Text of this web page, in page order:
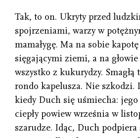
Tak, to on. Ukryty przed
spojrzeniami, warzy w
mamałygę. Ma na sobie
sięgającymi ziemi, a na
wszystko z kukurydzy.
rondo kapelusza. Nie szkodzi.
kiedy Duch się uśmiecha:
ciepły powiew września w
szarudze. Idąc, Duch